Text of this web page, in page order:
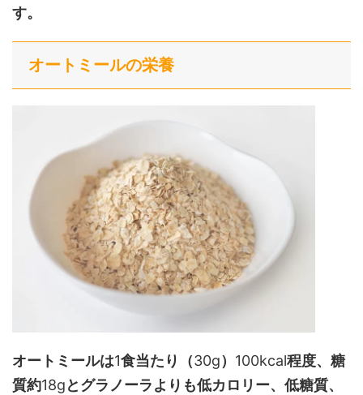
す。
オートミールの栄養
オートミールは1食当たり（30g） 100kcal程度、糖
質約18gとグラノーラよりも低カロリー、低糖質、